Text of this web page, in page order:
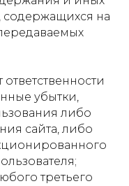
на
убытки,
либо
сайта, либо
третьего